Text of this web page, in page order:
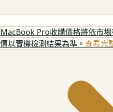
MacBook Pro收購價格將依市
價以實機檢測結果為準。 查看完